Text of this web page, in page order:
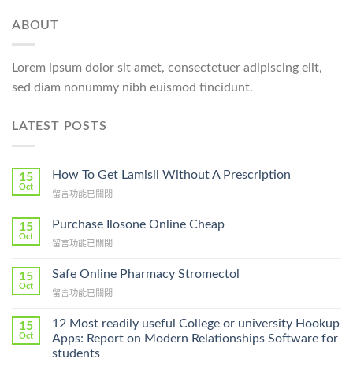
ABOUT
Lorem ipsum dolor sit amet, consectetuer adipiscing elit,
sed diam nonummy nibh euismod tincidunt.
LATEST POSTS
15
Oct
How To Get Lamisil Without A Prescription
在
To
Lamisil
A
Prescription〉
留言功能已關閉
15
Oct
Purchase Ilosone Online Cheap
在
Ilosone
Cheap〉
留言功能已關閉
15
Oct
Safe Online Pharmacy Stromectol
在
Online
Pharmacy
Stromectol〉
中
留言功能已關閉
15
Oct
12 Most readily useful College or university Hookup
Apps: Report on Modern Relationships Software for
students